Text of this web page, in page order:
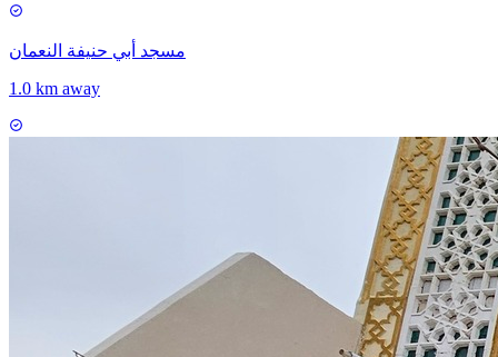
مسجد أبي حنيفة النعمان
1.0 km away